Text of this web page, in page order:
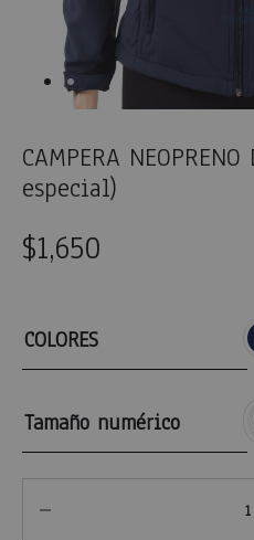
CAMPERA
especial)
$1,650
COLORES
Tamaño numérico